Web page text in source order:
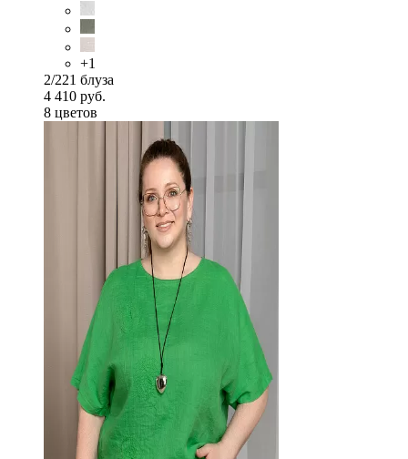
+1
2/221 блуза
4 410 руб.
8 цветов